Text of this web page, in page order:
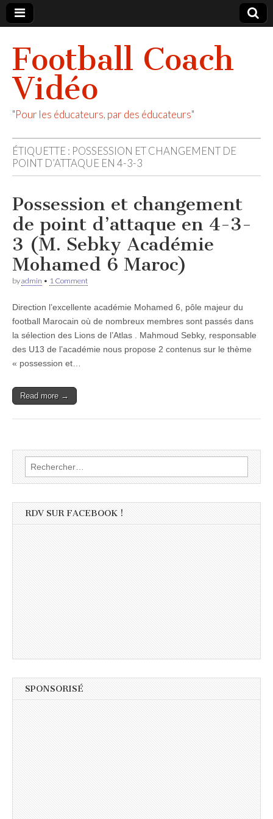
Football Coach
Vidéo
"Pour les éducateurs, par des éducateurs"
ÉTIQUETTE : POSSESSION ET CHANGEMENT DE
POINT D’ATTAQUE EN 4-3-3
Possession et changement
de point d’attaque en 4-3-
3 (M. Sebky Académie
Mohamed 6 Maroc)
byadmin • 1 Comment
Direction l’excellente académie Mohamed 6, pôle majeur du
football Marocain où de nombreux membres sont passés dans
la sélection des Lions de l’Atlas . Mahmoud Sebky, responsable
des U13 de l’académie nous propose 2 contenus sur le thème
« possession et…
Read more →
Rechercher :
RDV SUR FACEBOOK !
SPONSORISÉ